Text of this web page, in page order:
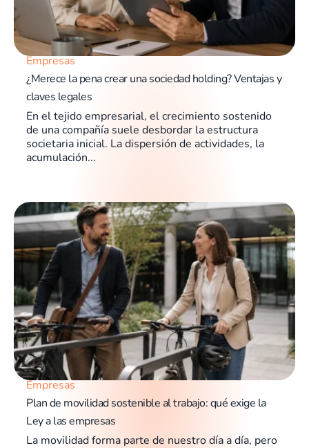
Empresas
¿Merece la pena crear una sociedad holding? Ventajas y
claves legales
En el tejido empresarial, el crecimiento sostenido
de una compañía suele desbordar la estructura
societaria inicial. La dispersión de actividades, la
acumulación...
Empresas
Plan de movilidad sostenible al trabajo: qué exige la
Ley a las empresas
La movilidad forma parte de nuestro día a día, pero